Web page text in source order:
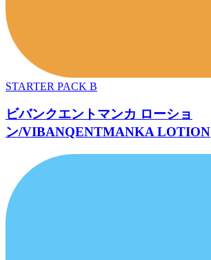
STARTER PACK B
ビバンクエントマンカ ローショ
ン/VIBANQENTMANKA LOTION